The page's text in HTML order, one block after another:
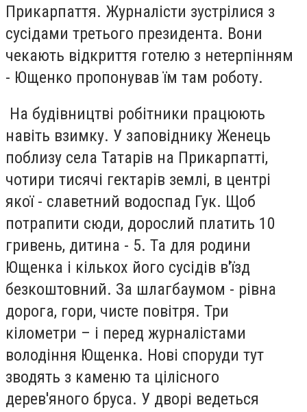
Прикарпаття. Журналісти зустрілися з
сусідами третього президента. Вони
чекають відкриття готелю з нетерпінням
- Ющенко пропонував їм там роботу.
На будівництві робітники працюють
навіть взимку. У заповіднику Женець
поблизу села Татарів на Прикарпатті,
чотири тисячі гектарів землі, в центрі
якої - славетний водоспад Гук. Щоб
потрапити сюди, дорослий платить 10
гривень, дитина - 5. Та для родини
Ющенка і кількох його сусідів в'їзд
безкоштовний. За шлагбаумом - рівна
дорога, гори, чисте повітря. Три
кілометри – і перед журналістами
володіння Ющенка. Нові споруди тут
зводять з каменю та цілісного
дерев'яного бруса. У дворі ведеться